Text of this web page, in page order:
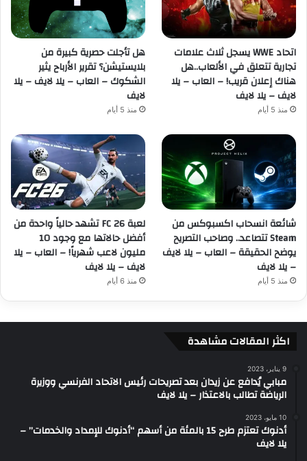
اتحاد WWE يسجل ثلاث علامات
تجارية تتعلق في الألعاب..هل
هناك إعلان قريب! – العاب – يلا
لايف – يلا لايف
منذ 5 أيام
هل تأجلت حصرية كبيرة من
بلايستيشن؟ تقرير الأرباح يثير
الشكوك – العاب – يلا لايف – يلا
لايف
منذ 5 أيام
شائعة انسحاب اكسبوكس من
Steam تتصاعد.. وصاحب التصريح
يوضح الحقيقة – العاب – يلا لايف
– يلا لايف
منذ 5 أيام
لعبة FC 26 تشهد حالياً واحدة من
أفضل حالاتها مع وجود 10
مليون لاعب شهرياً! – العاب – يلا
لايف – يلا لايف
منذ 6 أيام
اكثر المقالات مشاهدة
9 يناير، 2023
مبابي يُدافع عن زيدان بعد تصريحات رئيس الاتحاد الفرنسي ووزيرة
الرياضة تطالب بالاعتذار – يلا لايف
10 مايو، 2023
أدنوك تعتزم طرح 15 بالمئة من أسهم “أدنوك للإمداد والخدمات” –
يلا لايف